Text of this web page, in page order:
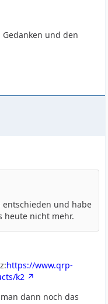
und den
entschieden und habe
heute nicht mehr.
https://www.qrp-
k2
dann noch das